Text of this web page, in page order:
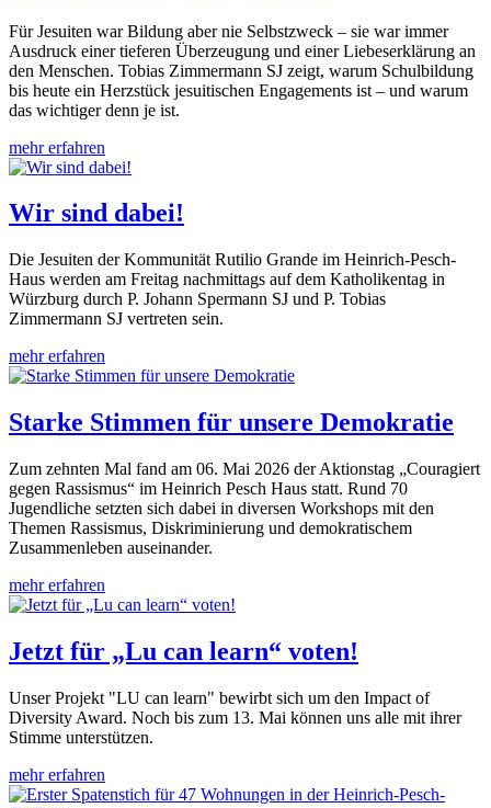
Für Jesuiten war Bildung aber nie Selbstzweck – sie war immer
Ausdruck einer tieferen Überzeugung und einer Liebeserklärung an
den Menschen. Tobias Zimmermann SJ zeigt, warum Schulbildung
bis heute ein Herzstück jesuitischen Engagements ist – und warum
das wichtiger denn je ist.
mehr erfahren
Wir sind dabei!
Die Jesuiten der Kommunität Rutilio Grande im Heinrich-Pesch-
Haus werden am Freitag nachmittags auf dem Katholikentag in
Würzburg durch P. Johann Spermann SJ und P. Tobias
Zimmermann SJ vertreten sein.
mehr erfahren
Starke Stimmen für unsere Demokratie
Zum zehnten Mal fand am 06. Mai 2026 der Aktionstag „Couragiert
gegen Rassismus“ im Heinrich Pesch Haus statt. Rund 70
Jugendliche setzten sich dabei in diversen Workshops mit den
Themen Rassismus, Diskriminierung und demokratischem
Zusammenleben auseinander.
mehr erfahren
Jetzt für „Lu can learn“ voten!
Unser Projekt "LU can learn" bewirbt sich um den Impact of
Diversity Award. Noch bis zum 13. Mai können uns alle mit ihrer
Stimme unterstützen.
mehr erfahren